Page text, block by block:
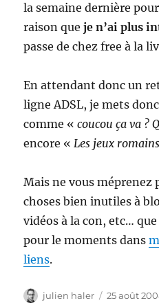
la semaine dernière
raison queje n’ai plus
passe de chez free à la
En attendant donc un
ligne ADSL, je mets
comme «coucou ça va ?
encore «Les jeux
Mais ne vous méprenez
choses bien inutiles à
vidéos à la con, etc…
pour le moments dans
liens.
Auteur
julien haler
Publié
25 août